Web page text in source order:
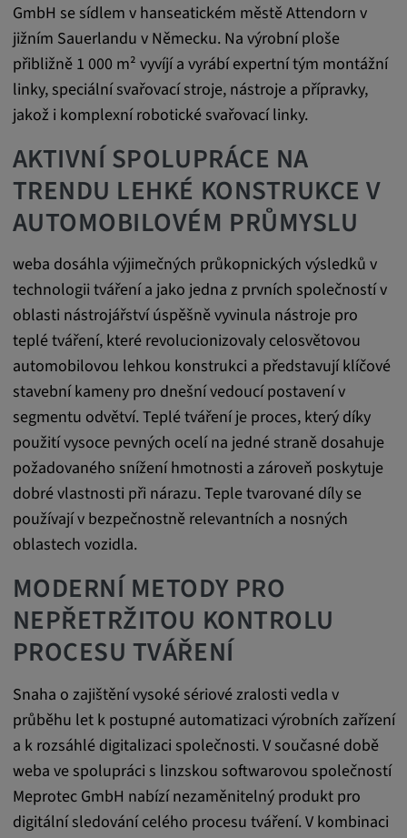
GmbH se sídlem v hanseatickém městě Attendorn v
jižním Sauerlandu v Německu. Na výrobní ploše
přibližně 1 000 m² vyvíjí a vyrábí expertní tým montážní
linky, speciální svařovací stroje, nástroje a přípravky,
jakož i komplexní robotické svařovací linky.
AKTIVNÍ SPOLUPRÁCE NA
TRENDU LEHKÉ KONSTRUKCE V
AUTOMOBILOVÉM PRŮMYSLU
weba dosáhla výjimečných průkopnických výsledků v
technologii tváření a jako jedna z prvních společností v
oblasti nástrojářství úspěšně vyvinula nástroje pro
teplé tváření, které revolucionizovaly celosvětovou
automobilovou lehkou konstrukci a představují klíčové
stavební kameny pro dnešní vedoucí postavení v
segmentu odvětví. Teplé tváření je proces, který díky
použití vysoce pevných ocelí na jedné straně dosahuje
požadovaného snížení hmotnosti a zároveň poskytuje
dobré vlastnosti při nárazu. Teple tvarované díly se
používají v bezpečnostně relevantních a nosných
oblastech vozidla.
MODERNÍ METODY PRO
NEPŘETRŽITOU KONTROLU
PROCESU TVÁŘENÍ
Snaha o zajištění vysoké sériové zralosti vedla v
průběhu let k postupné automatizaci výrobních zařízení
a k rozsáhlé digitalizaci společnosti. V současné době
weba ve spolupráci s linzskou softwarovou společností
Meprotec GmbH nabízí nezaměnitelný produkt pro
digitální sledování celého procesu tváření. V kombinaci
SAPISID, SIDCC, yt-player-headers-
readable,
ytidb::LAST_RESULT_ENTRY_KEY, yt-
player-lv, yt-player-bandaid-host, yt-player-
bandwidth
youtube.com, google.com, doubleclick.net
Účel:
VISITOR_INFO1_LIVE slouží k rozpoznání
a řešení problémů se službou. YSC používá
služba YouTube k ukládání uživatelských
vstupů a jejich přiřazování k akcím uživatele.
Trvání cookies:
1 rok
Vimeo
Statistiky
Statistiky Soubory cookie shromažďují
anonymní informace o chování uživatelů.
porozumět chování uživatelů na našich
webových stránkách.
_pk_id.*, _pk_ses.*
Název:
_pk_id.*, _pk_ses.*
Poskytovatel:
Google LLC
Účel: